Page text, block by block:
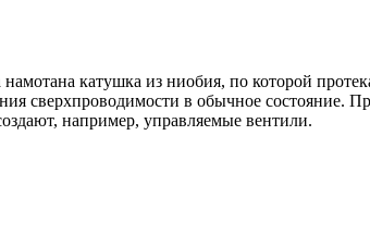
катушка из ниобия, по которой
сверхпроводимости в обычное состояние.
например, управляемые вентили.